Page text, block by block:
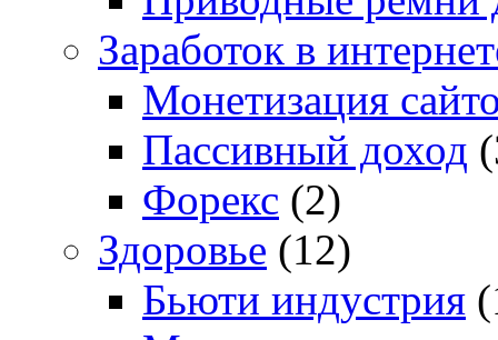
Заработок в
Монетизация
Пассивный доход
Форекс (2)
Здоровье (12)
Бьюти индустрия